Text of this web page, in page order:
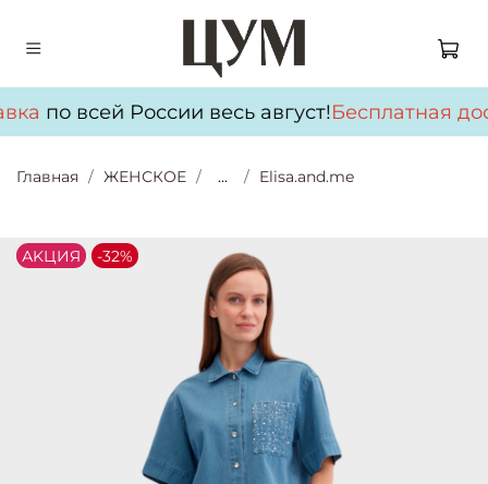
по всей России весь август!Бесплатная
Главная ЖЕНСКОЕ ... Elisa.and.me
АKЦИЯ -32%